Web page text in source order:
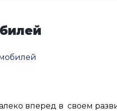
вперед в своем